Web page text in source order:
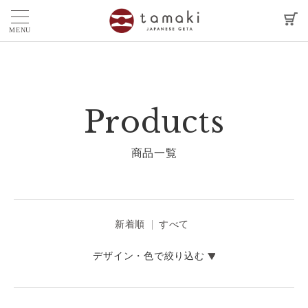
MENU
Products
商品一覧
新着順 すべて
デザイン・色で絞り込む